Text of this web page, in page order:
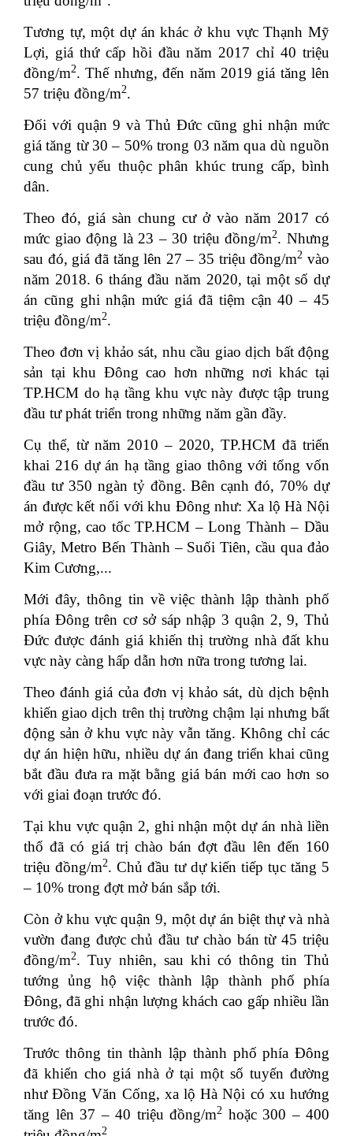
Tương tự, một dự án khác ở khu vực Thạnh Mỹ
Lợi, giá thứ cấp hồi đầu năm 2017 chỉ 40 triệu
đồng/m2. Thế nhưng, đến năm 2019 giá tăng lên
57 triệu đồng/m2.
Đối với quận 9 và Thủ Đức cũng ghi nhận mức
giá tăng từ 30 – 50% trong 03 năm qua dù nguồn
cung chủ yếu thuộc phân khúc trung cấp, bình
dân.
Theo đó, giá sàn chung cư ở vào năm 2017 có
mức giao động là 23 – 30 triệu đồng/m2. Nhưng
sau đó, giá đã tăng lên 27 – 35 triệu đồng/m2 vào
năm 2018. 6 tháng đầu năm 2020, tại một số dự
án cũng ghi nhận mức giá đã tiệm cận 40 – 45
triệu đồng/m2.
Theo đơn vị khảo sát, nhu cầu giao dịch bất động
sản tại khu Đông cao hơn những nơi khác tại
TP.HCM do hạ tầng khu vực này được tập trung
đầu tư phát triển trong những năm gần đầy.
Cụ thể, từ năm 2010 – 2020, TP.HCM đã triển
khai 216 dự án hạ tầng giao thông với tổng vốn
đầu tư 350 ngàn tỷ đồng. Bên cạnh đó, 70% dự
án được kết nối với khu Đông như: Xa lộ Hà Nội
mở rộng, cao tốc TP.HCM – Long Thành – Dầu
Giây, Metro Bến Thành – Suối Tiên, cầu qua đảo
Kim Cương,...
Mới đây, thông tin về việc thành lập thành phố
phía Đông trên cơ sở sáp nhập 3 quận 2, 9, Thủ
Đức được đánh giá khiến thị trường nhà đất khu
vực này càng hấp dẫn hơn nữa trong tương lai.
Theo đánh giá của đơn vị khảo sát, dù dịch bệnh
khiến giao dịch trên thị trường chậm lại nhưng bất
động sản ở khu vực này vẫn tăng. Không chỉ các
dự án hiện hữu, nhiều dự án đang triển khai cũng
bắt đầu đưa ra mặt bằng giá bán mới cao hơn so
với giai đoạn trước đó.
Tại khu vực quận 2, ghi nhận một dự án nhà liền
thổ đã có giá trị chào bán đợt đầu lên đến 160
triệu đồng/m2. Chủ đầu tư dự kiến tiếp tục tăng 5
– 10% trong đợt mở bán sắp tới.
Còn ở khu vực quận 9, một dự án biệt thự và nhà
vườn đang được chủ đầu tư chào bán từ 45 triệu
đồng/m2. Tuy nhiên, sau khi có thông tin Thủ
tướng ủng hộ việc thành lập thành phố phía
Đông, đã ghi nhận lượng khách cao gấp nhiều lần
trước đó.
Trước thông tin thành lập thành phố phía Đông
đã khiến cho giá nhà ở tại một số tuyến đường
như Đồng Văn Cống, xa lộ Hà Nội có xu hướng
tăng lên 37 – 40 triệu đồng/m2 hoặc 300 – 400
2